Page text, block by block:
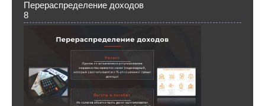
Перераспределение доходов
8